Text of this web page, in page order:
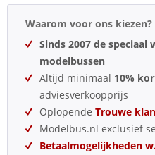
Waarom voor ons kiezen?
Sinds 2007 de
modelbussen
Altijd minimaal 10%
adviesverkoopprijs
Oplopende Trouwe
Modelbus.nl exclusief
Betaalmogelijkheden